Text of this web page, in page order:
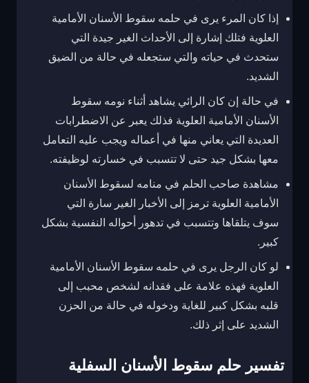
إذا كان المرء يرى في حلمه سقوط الأسنان الأمامية
العلوية فتلك إشارة إلى الأحداث الغير جيدة التي
ستحدث في حياته والتي ستجعله في حالة من الضيق
الشديد.
في حالة إن كان الرائي يشاهد أثناء نومه سقوط
الأسنان الأمامية العلوية فذلك يعبر عن الاضطرابات
العديدة التي يعاني منها في أعماله ويجب عليه التعامل
معها بشكل جيد حتى لا تتسبب في خسارته لوظيفته.
مشاهدة صاحب الحلم في منامه لسقوط الأسنان
الأمامية العلوية ترمز إلى الأخبار الغير سارة التي
سوف يتلقاها وتتسبب في تدهور أحواله النفسية بشكل
كبير.
لو كان الرجل يرى في حلمه سقوط الأسنان الأمامية
العلوية فهذه علامة على فقدانه لشخص محبب إلى
قلبه بشكل كبير للغاية ودخوله في حالة من الحزن
الشديد على إثر ذلك.
تفسير حلم سقوط الأسنان السفلية